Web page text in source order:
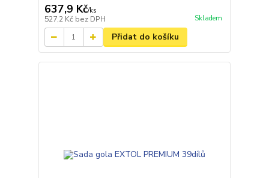
637,9 Kč/ks
527,2 Kč bez DPH Skladem
Přidat do košíku